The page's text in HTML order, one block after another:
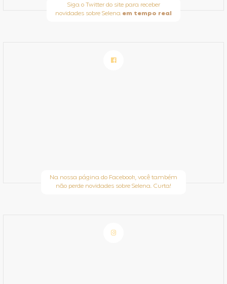
Siga o Twitter do site para receber
novidades sobre Selena em tempo real
Na nossa página do Facebook, você também
não perde novidades sobre Selena. Curta!